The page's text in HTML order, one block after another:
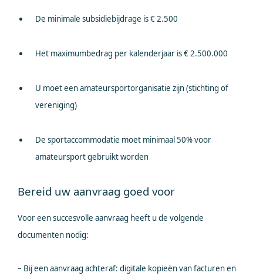
De minimale subsidiebijdrage is € 2.500
Het maximumbedrag per kalenderjaar is € 2.500.000
U moet een amateursportorganisatie zijn (stichting of
vereniging)
De sportaccommodatie moet minimaal 50% voor
amateursport gebruikt worden
Bereid uw aanvraag goed voor
Voor een succesvolle aanvraag heeft u de volgende
documenten nodig:
– Bij een aanvraag achteraf: digitale kopieën van facturen en